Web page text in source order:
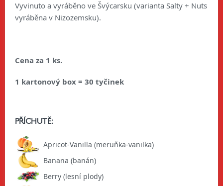
Vyvinuto a vyráběno ve Švýcarsku (varianta Salty + Nuts
vyráběna v Nizozemsku).
Cena za 1 ks.
1 kartonový box = 30 tyčinek
PŘÍCHUTĚ:
Apricot-Vanilla (meruňka-vanilka)
Banana (banán)
Berry (lesní plody)